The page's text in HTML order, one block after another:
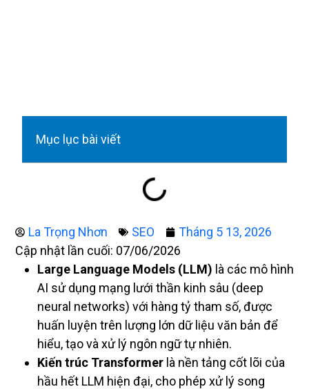
Mục lục bài viết
La Trọng Nhơn SEO
Tháng 5 13, 2026
Cập nhật lần cuối: 07/06/2026
Large Language Models (LLM) là các mô hình
AI sử dụng mạng lưới thần kinh sâu (deep
neural networks) với hàng tỷ tham số, được
huấn luyện trên lượng lớn dữ liệu văn bản để
hiểu, tạo và xử lý ngôn ngữ tự nhiên.
Kiến trúc Transformer là nền tảng cốt lõi của
hầu hết LLM hiện đại, cho phép xử lý song